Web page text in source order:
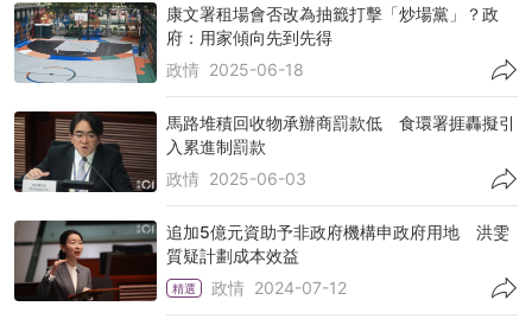
康文署租場會否改為抽籤打擊「炒場黨」？政
府：用家傾向先到先得
政情 2025-06-18
馬路堆積回收物承辦商罰款低 食環署捱轟擬引
入累進制罰款
政情 2025-06-03
追加5億元資助予非政府機構申政府用地 洪雯
質疑計劃成本效益
精選 政情 2024-07-12